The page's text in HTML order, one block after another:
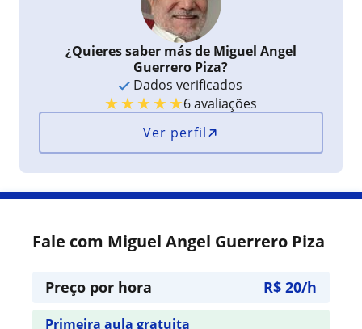
¿Quieres saber más de Miguel Angel
Guerrero Piza?
Dados verificados
★★★★★6 avaliações
Ver perfil
Fale com Miguel Angel Guerrero Piza
Preço por hora R$ 20/h
Primeira aula gratuita